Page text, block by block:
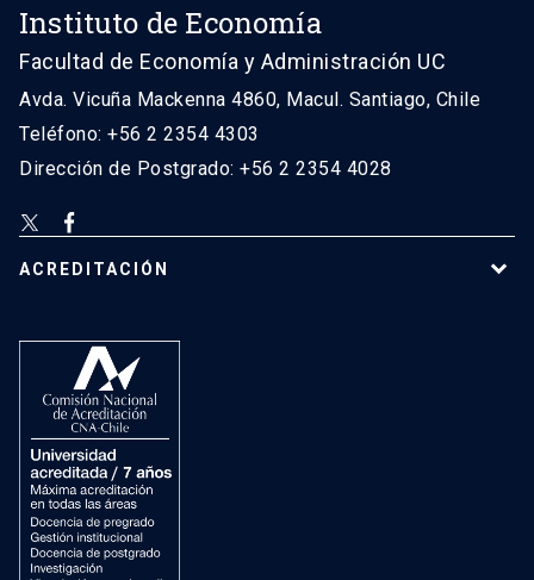
Instituto de Economía
Facultad de Economía y Administración UC
Avda. Vicuña Mackenna 4860, Macul. Santiago, Chile
Teléfono: +56 2 2354 4303
Dirección de Postgrado: +56 2 2354 4028
ACREDITACIÓN